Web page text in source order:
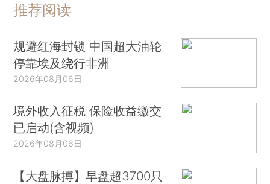
推荐阅读
规避红海封锁 中国超大油轮
停靠埃及绕行非洲
2026年08月06日
境外收入征税 保险收益缴交
已启动(含视频)
2026年08月06日
【大盘脉搏】早盘超3700只